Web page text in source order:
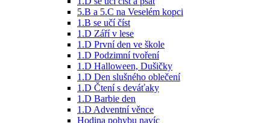
5.B a 5.C na Veselém kopci
1.B se učí číst
1.D Září v lese
1.D První den ve škole
1.D Podzimní tvoření
1.D Halloween, Dušičky
1.D Den slušného oblečení
1.D Čtení s deváťaky
1.D Barbie den
1.D Adventní věnce
Hodina pohybu navíc